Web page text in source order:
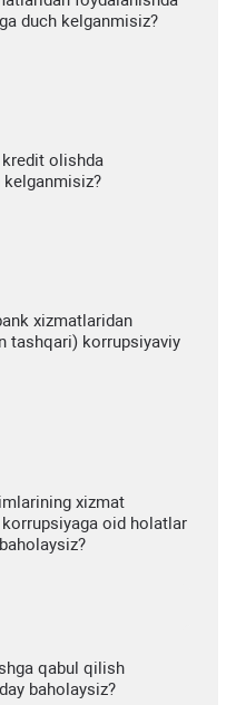
duch kelganmisiz?
kredit olishda
xizmatlaridan
tashqari) korrupsiyaviy
xizmat
oid holatlar
qabul qilish
baholaysiz?